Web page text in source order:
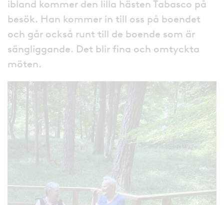
ibland kommer den lilla hästen Tabasco på
besök. Han kommer in till oss på boendet
och går också runt till de boende som är
sängliggande. Det blir fina och omtyckta
möten.